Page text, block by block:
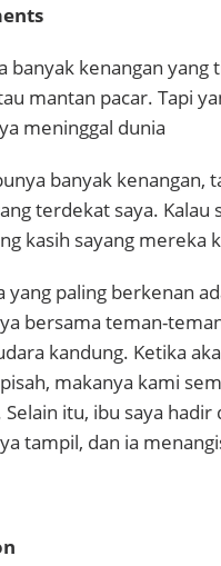
banyak kenangan yang
mantan pacar. Tapi
meninggal dunia
banyak kenangan,
terdekat saya. Kalau
kasih sayang mereka
yang paling berkenan
bersama teman-
kandung. Ketika
makanya kami
Selain itu, ibu saya
tampil, dan ia